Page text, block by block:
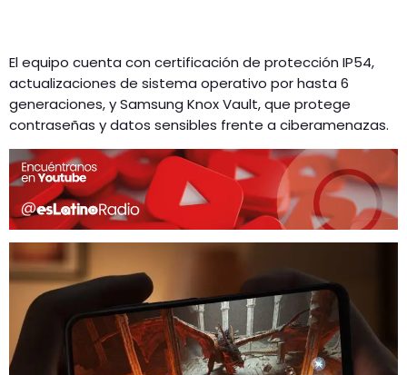
El equipo cuenta con certificación de protección IP54,
actualizaciones de sistema operativo por hasta 6
generaciones, y Samsung Knox Vault, que protege
contraseñas y datos sensibles frente a ciberamenazas.